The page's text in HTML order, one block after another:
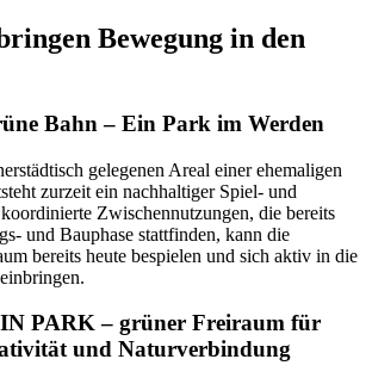
Bewegung in den
Bahn – Ein Park im Werden
gelegenen Areal einer ehemaligen
zurzeit ein nachhaltiger Spiel- und
Zwischennutzungen, die bereits
und Bauphase stattfinden, kann die
bereits heute bespielen und sich aktiv in die
PARK – grüner Freiraum für
und Naturverbindung